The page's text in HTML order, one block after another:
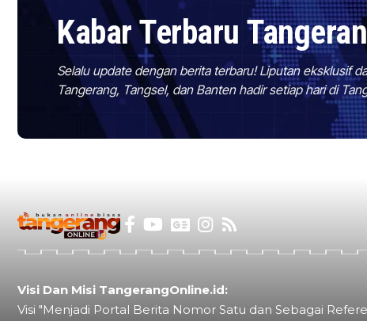
Kabar Terbaru
Selalu update dengan berita terbaru! Liputan eksklusif
Tangerang, Tangsel, dan Banten hadir setiap hari di
Visi Dan Misi TangerangOnline.id:
Visi "Menjadi Portal Berita Nomor Satu dan Sebagai